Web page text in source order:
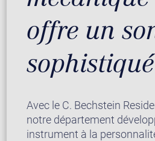
offre un
sophistiqué
Avec le C. Bechstein
notre département
instrument à la